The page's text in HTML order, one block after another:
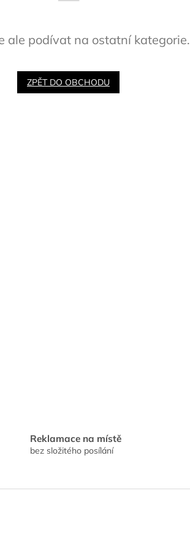
ale podívat na ostatní kategorie.
ZPĚT DO OBCHODU
Reklamace na místě
bez složitého posílání